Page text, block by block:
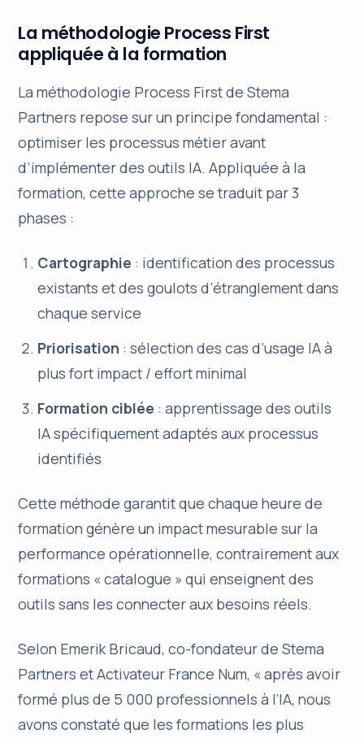
La méthodologie Process First
appliquée à la formation
La méthodologie Process First de Stema
Partners repose sur un principe fondamental :
optimiser les processus métier avant
d’implémenter des outils IA. Appliquée à la
formation, cette approche se traduit par 3
phases :
Cartographie : identification des processus
existants et des goulots d’étranglement dans
chaque service
Priorisation : sélection des cas d’usage IA à
plus fort impact / effort minimal
Formation ciblée : apprentissage des outils
IA spécifiquement adaptés aux processus
identifiés
Cette méthode garantit que chaque heure de
formation génère un impact mesurable sur la
performance opérationnelle, contrairement aux
formations « catalogue » qui enseignent des
outils sans les connecter aux besoins réels.
Selon Emerik Bricaud, co-fondateur de Stema
Partners et Activateur France Num, « après avoir
formé plus de 5 000 professionnels à l’IA, nous
avons constaté que les formations les plus